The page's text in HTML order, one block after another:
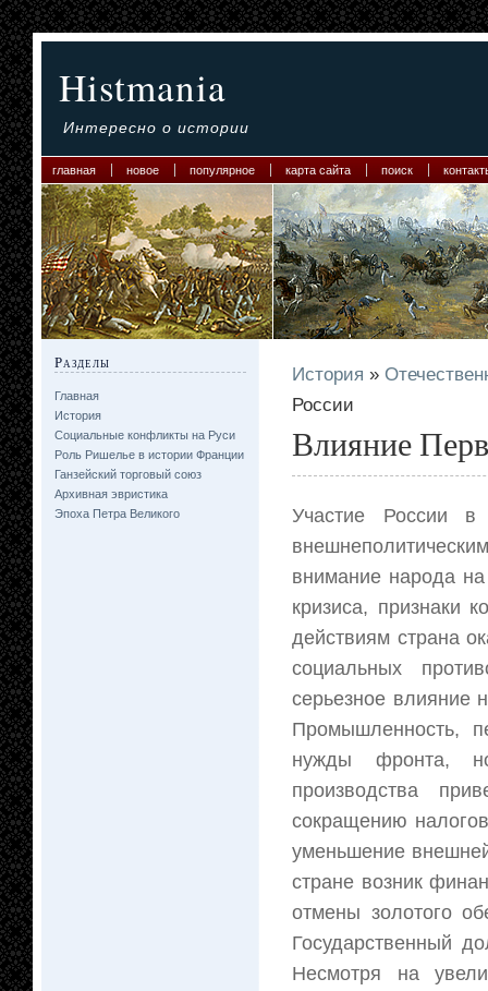
Histmania
Интересно о истории
главная новое популярное карта сайта поиск
Разделы
Главная
История
Социальные конфликты на Руси
Роль Ришелье в истории Франции
Ганзейский торговый союз
Архивная эвристика
Эпоха Петра Великого
История »
России
Влияние
Участие России
внимание народа
кризиса, признаки
действиям страна
социальных
серьезное влияние
Промышленность,
нужды фронта, но
производства
сокращению
уменьшение
стране возник
отмены золотого
Государственный
Несмотря на